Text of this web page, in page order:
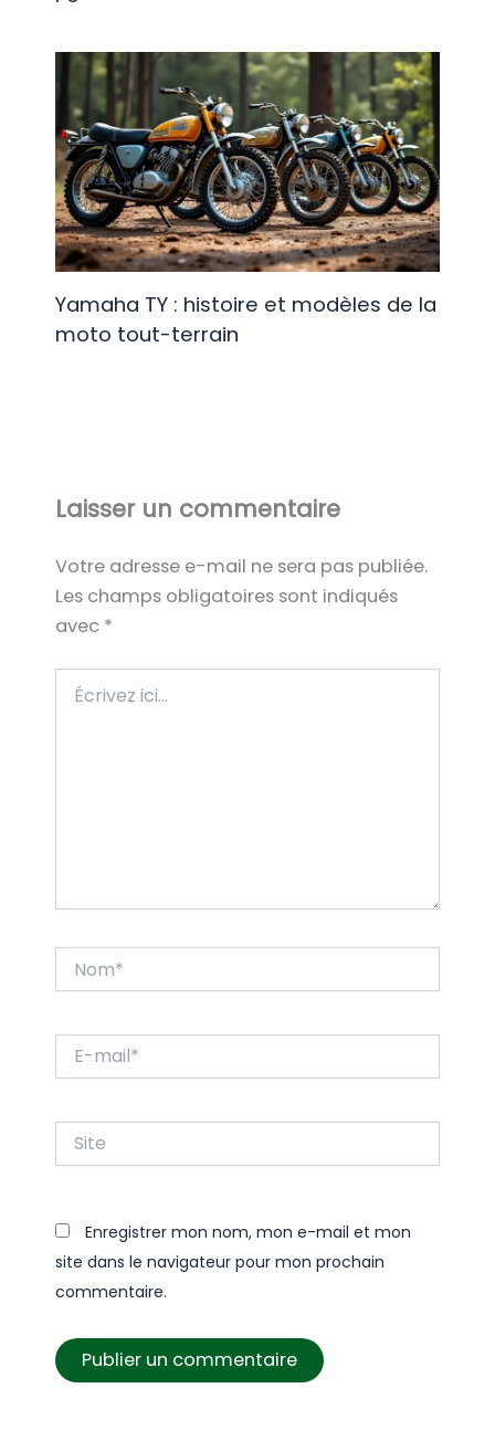
Yamaha TY : histoire et modèles de la
moto tout-terrain
Laisser un commentaire
Votre adresse e-mail ne sera pas publiée.
Les champs obligatoires sont indiqués
avec *
ici…
mail*
Enregistrer mon nom, mon e-mail et mon
site dans le navigateur pour mon prochain
commentaire.